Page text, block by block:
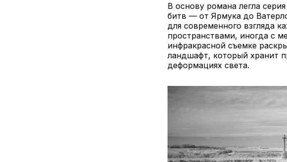
В основу романа легла
битв — от Ярмука до
для современного взгляда
пространствами, иногда с
инфракрасной съемке
ландшафт, который хранит
деформациях света.